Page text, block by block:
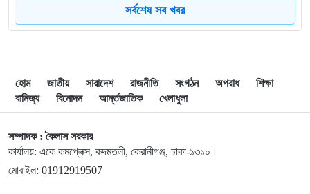
‘জুলাইয়ের লেন্স’ প্রদর্শনীতে ফুটে উঠেছে গণঅভ্যুত্থানের ভয়াবহতা
শেখ হাসিনাকে পরওয়ার
দুপুরের মধ্যে যেসব জেলায় ৬০ কিমি বেগে ঝড়ের শঙ্কা
১০
ইরানে হামলার পরিকল্পনা বাতিল করলেন ট্রাম্প
১১
সর্বশেষ সব খবর
হোম জাতীয় সারাদেশ রাজনীতি সংগঠন অপরাধ
শিক্ষা
বানিজ্য
বিনোদন আর্ন্তজাতিক খেলাধুলা
সম্পাদক : কৈলাস সরকার
কার্যালয়: একে কমপ্লেক্স, কদমতলী, কেরানীগঞ্জ, ঢাকা-১৩১০।
মোবাইল: 01912919507